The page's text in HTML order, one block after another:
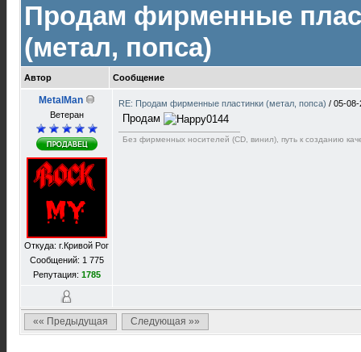
Продам фирменные
(метал, попса)
Автор Сообщение
MetalMan
Ветеран
Откуда: г.Кривой Рог
Сообщений: 1 775
Репутация: 1785
RE: Продам фирменные пластинки (метал, попса) / 05-08-
Продам
Без фирменных носителей (CD, винил), путь к созданию
«« Предыдущая Следующая »»